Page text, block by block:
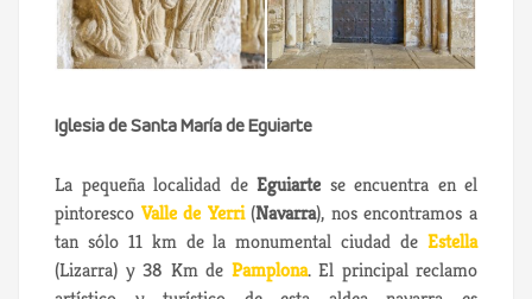
Iglesia de Santa María de Eguiarte
La pequeña localidad de Eguiarte se encuentra en el
pintoresco Valle de Yerri(Navarra), nos encontramos a
tan sólo 11 km de la monumental ciudad de Estella
(Lizarra) y 38 Km de Pamplona. El principal reclamo